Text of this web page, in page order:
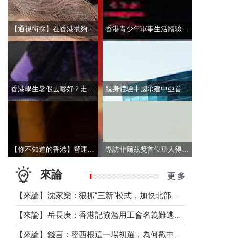
【通視街採】在香港攢夠多少錢才敢退休？有人退而不休，有人放眼大灣區
來論 更 多